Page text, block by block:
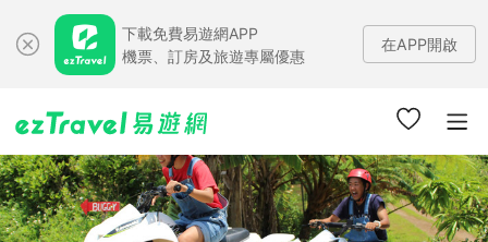
下載免費易遊網APP
機票、訂房及旅遊專屬優惠
在APP開啟